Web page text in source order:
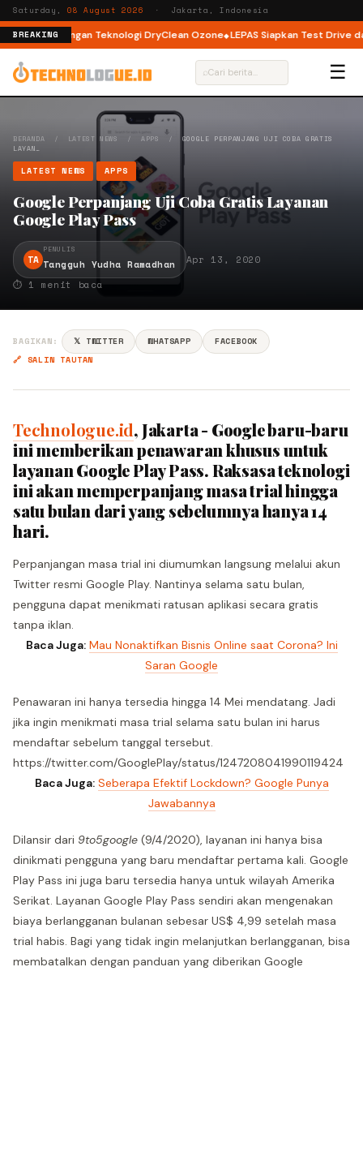
Saturday,08 August 2026 · Jakarta, Indonesia
BREAKING
Load dengan Teknologi DryClean Ozone LEPAS Siapkan Test Drive
⌕ ☰
BERANDA / LATEST NEWS / APPS / GOOGLE PERPANJANG UJI COBA GRATIS
LAYAN…
LATEST NEWS APPS
Google Perpanjang Uji Coba Gratis Layanan
Google Play Pass
TA
PENULIS
Tangguh Yudha Ramadhan
Apr 13, 2020
⏱ 1 menit baca
BAGIKAN: 𝕏 TWITTER WHATSAPP
FACEBOOK
🔗 SALIN TAUTAN
Technologue.id, Jakarta - Google baru-baru
ini memberikan penawaran khusus untuk
layanan Google Play Pass. Raksasa teknologi
ini akan memperpanjang masa trial hingga
satu bulan dari yang sebelumnya hanya 14
hari.
Perpanjangan masa trial ini diumumkan langsung melalui akun
Twitter resmi Google Play. Nantinya selama satu bulan,
pengguna dapat menikmati ratusan aplikasi secara gratis
tanpa iklan.
Baca Juga: Mau Nonaktifkan Bisnis Online saat Corona? Ini
Saran Google
Penawaran ini hanya tersedia hingga 14 Mei mendatang. Jadi
jika ingin menikmati masa trial selama satu bulan ini harus
mendaftar sebelum tanggal tersebut.
https://twitter.com/GooglePlay/status/1247208041990119424
Baca Juga: Seberapa Efektif Lockdown? Google Punya
Jawabannya
Dilansir dari 9to5google (9/4/2020), layanan ini hanya bisa
dinikmati pengguna yang baru mendaftar pertama kali. Google
Play Pass ini juga baru tersedia hanya untuk wilayah Amerika
Serikat. Layanan Google Play Pass sendiri akan mengenakan
biaya berlangganan bulanan sebesar US$ 4,99 setelah masa
trial habis. Bagi yang tidak ingin melanjutkan berlangganan, bisa
membatalkan dengan panduan yang diberikan Google